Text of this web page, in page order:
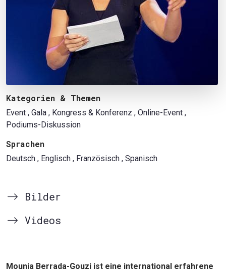
Kategorien & Themen
Event , Gala , Kongress & Konferenz , Online-Event ,
Podiums-Diskussion
Sprachen
Deutsch , Englisch , Französisch , Spanisch
Bilder
Videos
Mounia Berrada-Gouzi ist eine international erfahrene